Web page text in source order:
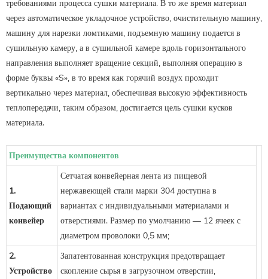
требованиями процесса сушки материала. В то же время материал
через автоматическое укладочное устройство, очистительную машину,
машину для нарезки ломтиками, подъемную машину подается в
сушильную камеру, а в сушильной камере вдоль горизонтального
направления выполняет вращение секций, выполняя операцию в
форме буквы «S», в то время как горячий воздух проходит
вертикально через материал, обеспечивая высокую эффективность
теплопередачи, таким образом, достигается цель сушки кусков
материала.
Преимущества компонентов
1.
Подающий
конвейер
Сетчатая конвейерная лента из пищевой
нержавеющей стали марки 304 доступна в
вариантах с индивидуальными материалами и
отверстиями. Размер по умолчанию — 12 ячеек с
диаметром проволоки 0,5 мм;
2.
Устройство
Запатентованная конструкция предотвращает
скопление сырья в загрузочном отверстии,